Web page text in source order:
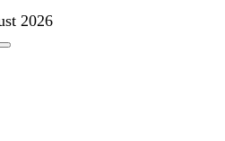
2026